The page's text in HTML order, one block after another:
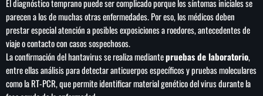
El diagnóstico temprano puede ser complicado porque los síntomas iniciales se
parecen a los de muchas otras enfermedades. Por eso, los médicos deben
prestar especial atención a posibles exposiciones a roedores, antecedentes de
viaje o contacto con casos sospechosos.
La confirmación del hantavirus se realiza mediantepruebas de laboratorio,
entre ellas análisis para detectar anticuerpos específicos y pruebas moleculares
como la RT-PCR, que permite identificar material genético del virus durante la